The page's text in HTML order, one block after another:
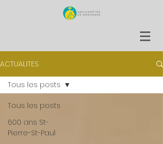
ACTUALITES
Tous les posts
600 ans St-
Pierre-St-Paul
Tous les posts